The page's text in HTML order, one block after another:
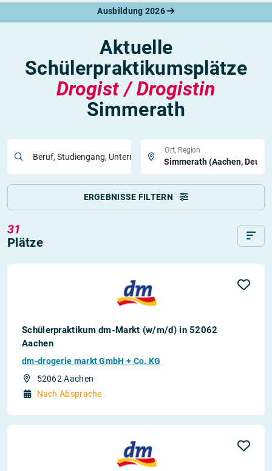
Ausbildung 2026
Aktuelle
Schülerpraktikumsplätze
Drogist / Drogistin
Simmerath
Beruf, Studiengang, Unternehmen
Ort, Region
ERGEBNISSE FILTERN
31
Plätze
Schülerpraktikum dm-Markt (w/m/d) in 52062
Aachen
dm-drogerie markt GmbH + Co. KG
52062 Aachen
Nach Absprache